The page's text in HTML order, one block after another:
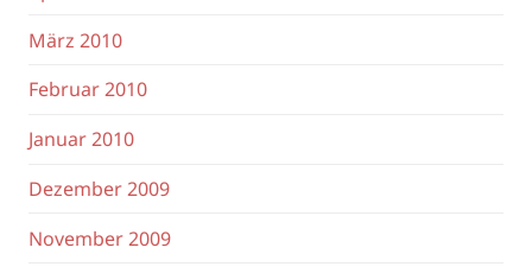
März 2010
Februar 2010
Januar 2010
Dezember 2009
November 2009